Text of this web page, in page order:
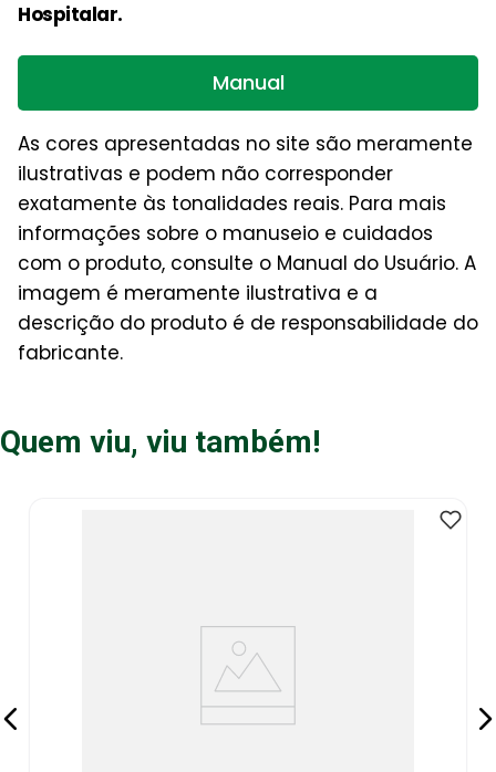
Hospitalar.
Manual
As cores apresentadas no site são meramente
ilustrativas e podem não corresponder
exatamente às tonalidades reais. Para mais
informações sobre o manuseio e cuidados
com o produto, consulte o Manual do Usuário. A
imagem é meramente ilustrativa e a
descrição do produto é de responsabilidade do
fabricante.
Quem viu, viu também!